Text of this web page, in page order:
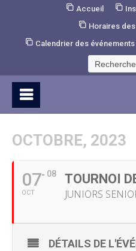
Accueil
Horaires
Calendrier des
Rechercher :
OCTOBRE, 2023
07
OCT
08 TOURNOI
JUNIORS
DÉTAILS DE